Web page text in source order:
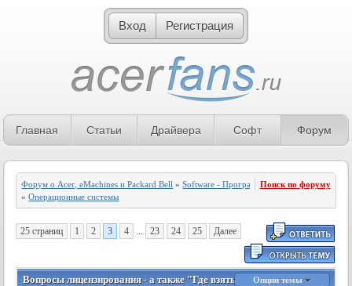
Вход Регистрация
Главная Статьи Драйвера Софт Форум
Форум о Acer, eMachines и Packard Bell »Software - Программное обеспечение
»Операционные системы
Поиск по форуму
25 страниц 1 2 3 4 ... 23 24 25 Далее
Вопросы лицензирования - а также "Где взять Windows?" - 3
Опции темы